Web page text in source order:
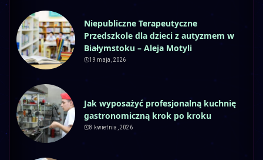
Niepubliczne Terapeutyczne
Przedszkole dla dzieci z autyzmem w
Białymstoku – Aleja Motyli
19 maja, 2026
Jak wyposażyć profesjonalną kuchnię
gastronomiczną krok po kroku
8 kwietnia, 2026